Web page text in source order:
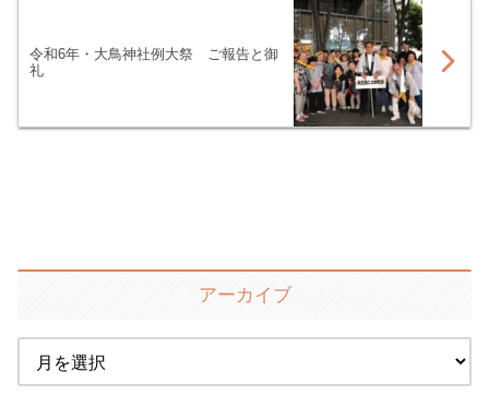
令和6年・大鳥神社例大祭 ご報告と御
礼
アーカイブ